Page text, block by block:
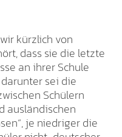
kürzlich von
dass sie die letzte
an ihrer Schule
sei die
Schülern
ausländischen
je niedriger die